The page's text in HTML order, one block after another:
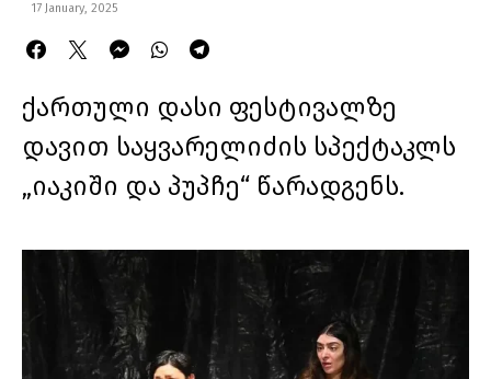
17 January, 2025
ქართული დასი ფესტივალზე
დავით საყვარელიძის სპექტაკლს
„იაკიში და პუპჩე“ წარადგენს.